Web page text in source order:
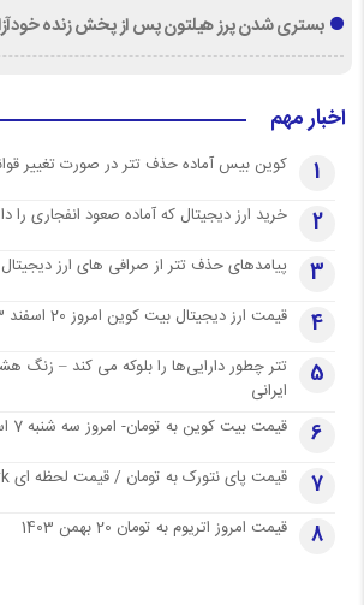
بستری شدن پرز هیلتون پس از پخش زنده
اخبار مهم
1 کوین بیس آماده حذف تتر در صورت تغییر
2 خرید ارز دیجیتال که آماده صعود انفجاری را
3 پیامدهای حذف تتر از صرافی های ارز دیجیتال
4 قیمت ارز دیجیتال بیت کوین امروز 20 اسفند 1403
5
تتر چطور دارایی‌ها را بلوکه می کند – زنگ
ایرانی
6 قیمت بیت کوین به تومان- امروز سه شنبه 7 اسفند ۱۴۰۳
7 قیمت پای نتورک به تومان / قیمت لحظه ای pi network
8 قیمت امروز اتریوم به تومان 20 بهمن 1403